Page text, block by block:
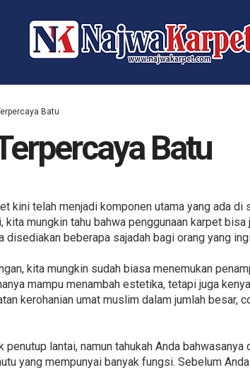
Batu
Batu
kini telah menjadi komponen utama yang ada
mungkin tahu bahwa penggunaan karpet
disediakan beberapa sajadah bagi orang yang
kita mungkin sudah biasa menemukan
mampu menambah estetika, tetapi juga
kerohanian umat muslim dalam jumlah besar,
lantai, namun tahukah Anda
yang mempunyai banyak fungsi. Sebelum